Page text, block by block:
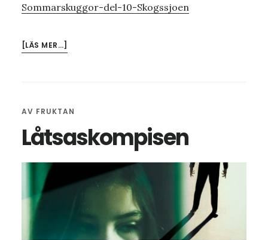
Sommarskuggor-del-10-Skogssjoen
[LÄS MER…]
AV FRUKTAN
Låtsaskompisen